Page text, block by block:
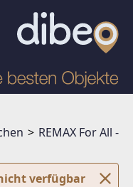
REMAX For All -
verfügbar